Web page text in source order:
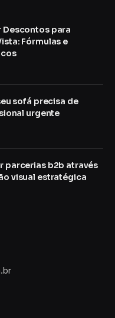
Descontos para
Fórmulas e
sofá precisa de
urgente
parcerias b2b através
visual estratégica